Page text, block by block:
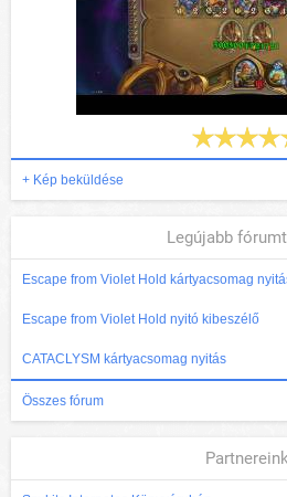
+ Kép beküldése
Legújabb
Escape from Violet Hold kártyacsomag
Escape from Violet Hold nyitó kibeszélő
CATACLYSM kártyacsomag nyitás
Összes fórum